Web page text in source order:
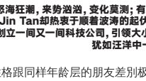
跟同样年龄层的朋友差別